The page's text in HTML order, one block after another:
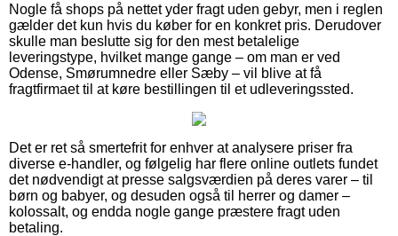
Nogle få shops på nettet yder fragt uden gebyr, men i reglen
gælder det kun hvis du køber for en konkret pris. Derudover
skulle man beslutte sig for den mest betalelige
leveringstype, hvilket mange gange – om man er ved
Odense, Smørumnedre eller Sæby – vil blive at få
fragtfirmaet til at køre bestillingen til et udleveringssted.
Det er ret så smertefrit for enhver at analysere priser fra
diverse e-handler, og følgelig har flere online outlets fundet
det nødvendigt at presse salgsværdien på deres varer – til
børn og babyer, og desuden også til herrer og damer –
kolossalt, og endda nogle gange præstere fragt uden
betaling.